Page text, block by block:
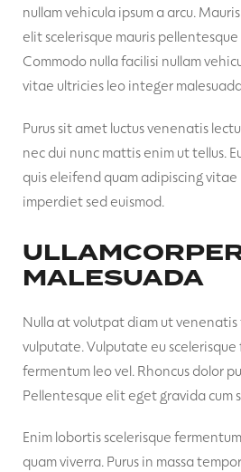
nullam vehicula ipsum a arcu.
elit scelerisque mauris
Commodo nulla facilisi nullam
vitae ultricies leo integer
Purus sit amet luctus venenatis
nec dui nunc mattis enim ut tellus.
quis eleifend quam adipiscing
imperdiet sed euismod.
MALESUADA
Nulla at volutpat diam ut venenatis
vulputate. Vulputate eu
fermentum leo vel. Rhoncus dolor
Pellentesque elit eget gravida cum
Enim lobortis scelerisque
quam viverra. Purus in massa